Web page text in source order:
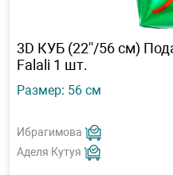
3D КУБ (22''/56 см)
Falali 1 шт.
Размер: 56 см
Ибрагимова
Аделя Кутуя